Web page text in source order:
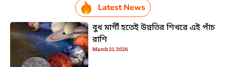
Latest News
বুধ মার্গী হতেই উন্নতির শিখরে এই পাঁচ
রাশি
March 21, 2026